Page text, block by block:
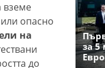
вземе
опасно
на
до
за 5